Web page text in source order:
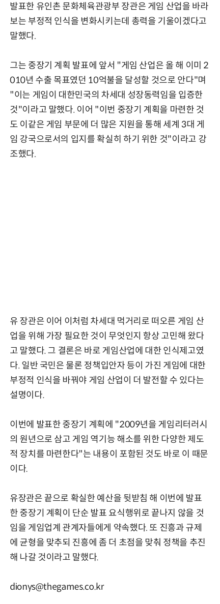
발표한 유인촌 문화체육관광부 장관은 게임 산업을 바라
보는 부정적 인식을 변화시키는데 총력을 기울이겠다고
말했다.
그는 중장기 계획 발표에 앞서 "게임 산업은 올 해 이미 2
010년 수출 목표였던 10억불을 달성할 것으로 안다"며
"이는 게임이 대한민국의 차세대 성장동력임을 입증한
것"이라고 말했다. 이어 "이번 중장기 계획을 마련한 것
도 이같은 게임 부문에 더 많은 지원을 통해 세계 3대 게
임 강국으로서의 입지를 확실히 하기 위한 것"이라고 강
조했다.
유 장관은 이어 이처럼 차세대 먹거리로 떠오른 게임 산
업을 위해 가장 필요한 것이 무엇인지 항상 고민해 왔다
고 말했다. 그 결론은 바로 게임산업에 대한 인식제고였
다. 일반 국민은 물론 정책입안자 등이 가진 게임에 대한
부정적 인식을 바꿔야 게임 산업이 더 발전할 수 있다는
설명이다.
이번에 발표한 중장기 계획에 "2009년을 게임리터러시
의 원년으로 삼고 게임 역기능 해소를 위한 다양한 제도
적 장치를 마련한다"는 내용이 포함된 것도 바로 이 때문
이다.
유장관은 끝으로 확실한 예산을 뒷받침 해 이번에 발표
한 중장기 계획이 단순 발표 요식행위로 끝나지 않을 것
임을 게임업계 관계자들에게 약속했다. 또 진흥과 규제
에 균형을 맞추되 진흥에 좀 더 초점을 맞춰 정책을 추진
해 나갈 것이라고 말했다.
dionys@thegames.co.kr